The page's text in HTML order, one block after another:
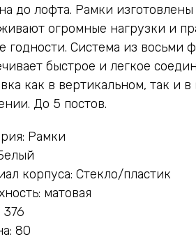
до лофта. Рамки изготовлены
огромные нагрузки и
годности. Система из восьми
быстрое и легкое
как в вертикальном, так и
До 5 постов.
Рамки
корпуса: Стекло/пластик
матовая
80